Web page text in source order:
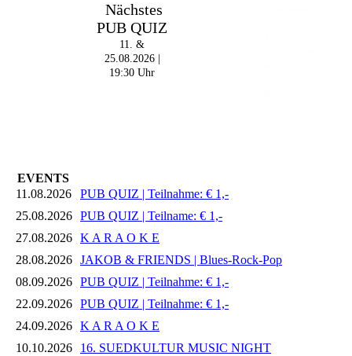
Nächstes
PUB QUIZ
11. &
25.08.2026 |
19:30 Uhr
EVENTS
11.08.2026
PUB QUIZ | Teilnahme: € 1,-
25.08.2026 PUB QUIZ | Teilname: € 1,-
27.08.2026 K A R A O K E
28.08.2026 JAKOB & FRIENDS | Blues-Rock-Pop
08.09.2026 PUB QUIZ | Teilnahme: € 1,-
22.09.2026 PUB QUIZ | Teilnahme: € 1,-
24.09.2026 K A R A O K E
10.10.2026
16. SUEDKULTUR MUSIC NIGHT